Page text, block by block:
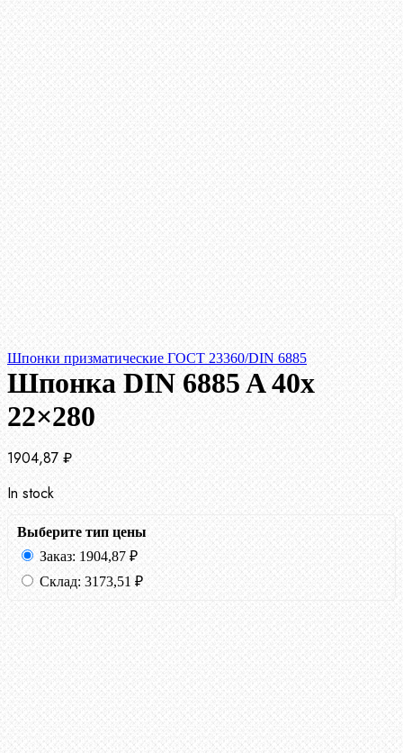
Шпонки призматические ГОСТ 23360/DIN 6885
Шпонка DIN 6885 A 40x
22×280
1904,87 ₽
In stock
Выберите тип цены
Заказ: 1904,87 ₽
Склад: 3173,51 ₽